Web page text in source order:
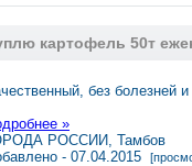
картофель 50т
без болезней
»
РОССИИ, Тамбов
- 07.04.2015